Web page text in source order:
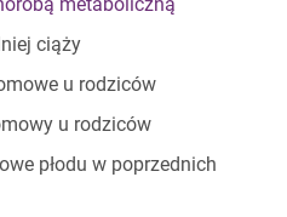
ciąży
u rodziców
u rodziców
płodu w poprzednich